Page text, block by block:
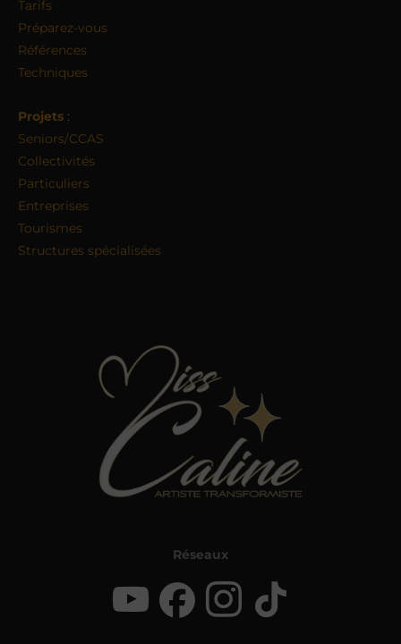
Tarifs
Préparez-vous
Références
Techniques
Projets :
Seniors/CCAS
Collectivités
Particuliers
Entreprises
Tourismes
Structures spécialisées
Réseaux